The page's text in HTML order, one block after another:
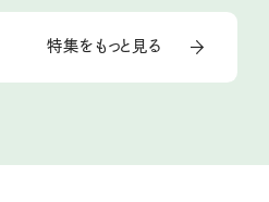
特集をもっと見る